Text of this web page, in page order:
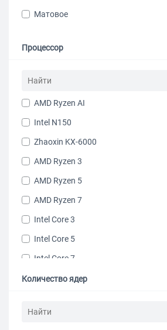
Матовое
Процессор
AMD Ryzen AI
Intel N150
Zhaoxin KX-6000
AMD Ryzen 3
AMD Ryzen 5
AMD Ryzen 7
Intel Core 3
Intel Core 5
Intel Core 7
Intel Core i9
Intel N100
Количество ядер